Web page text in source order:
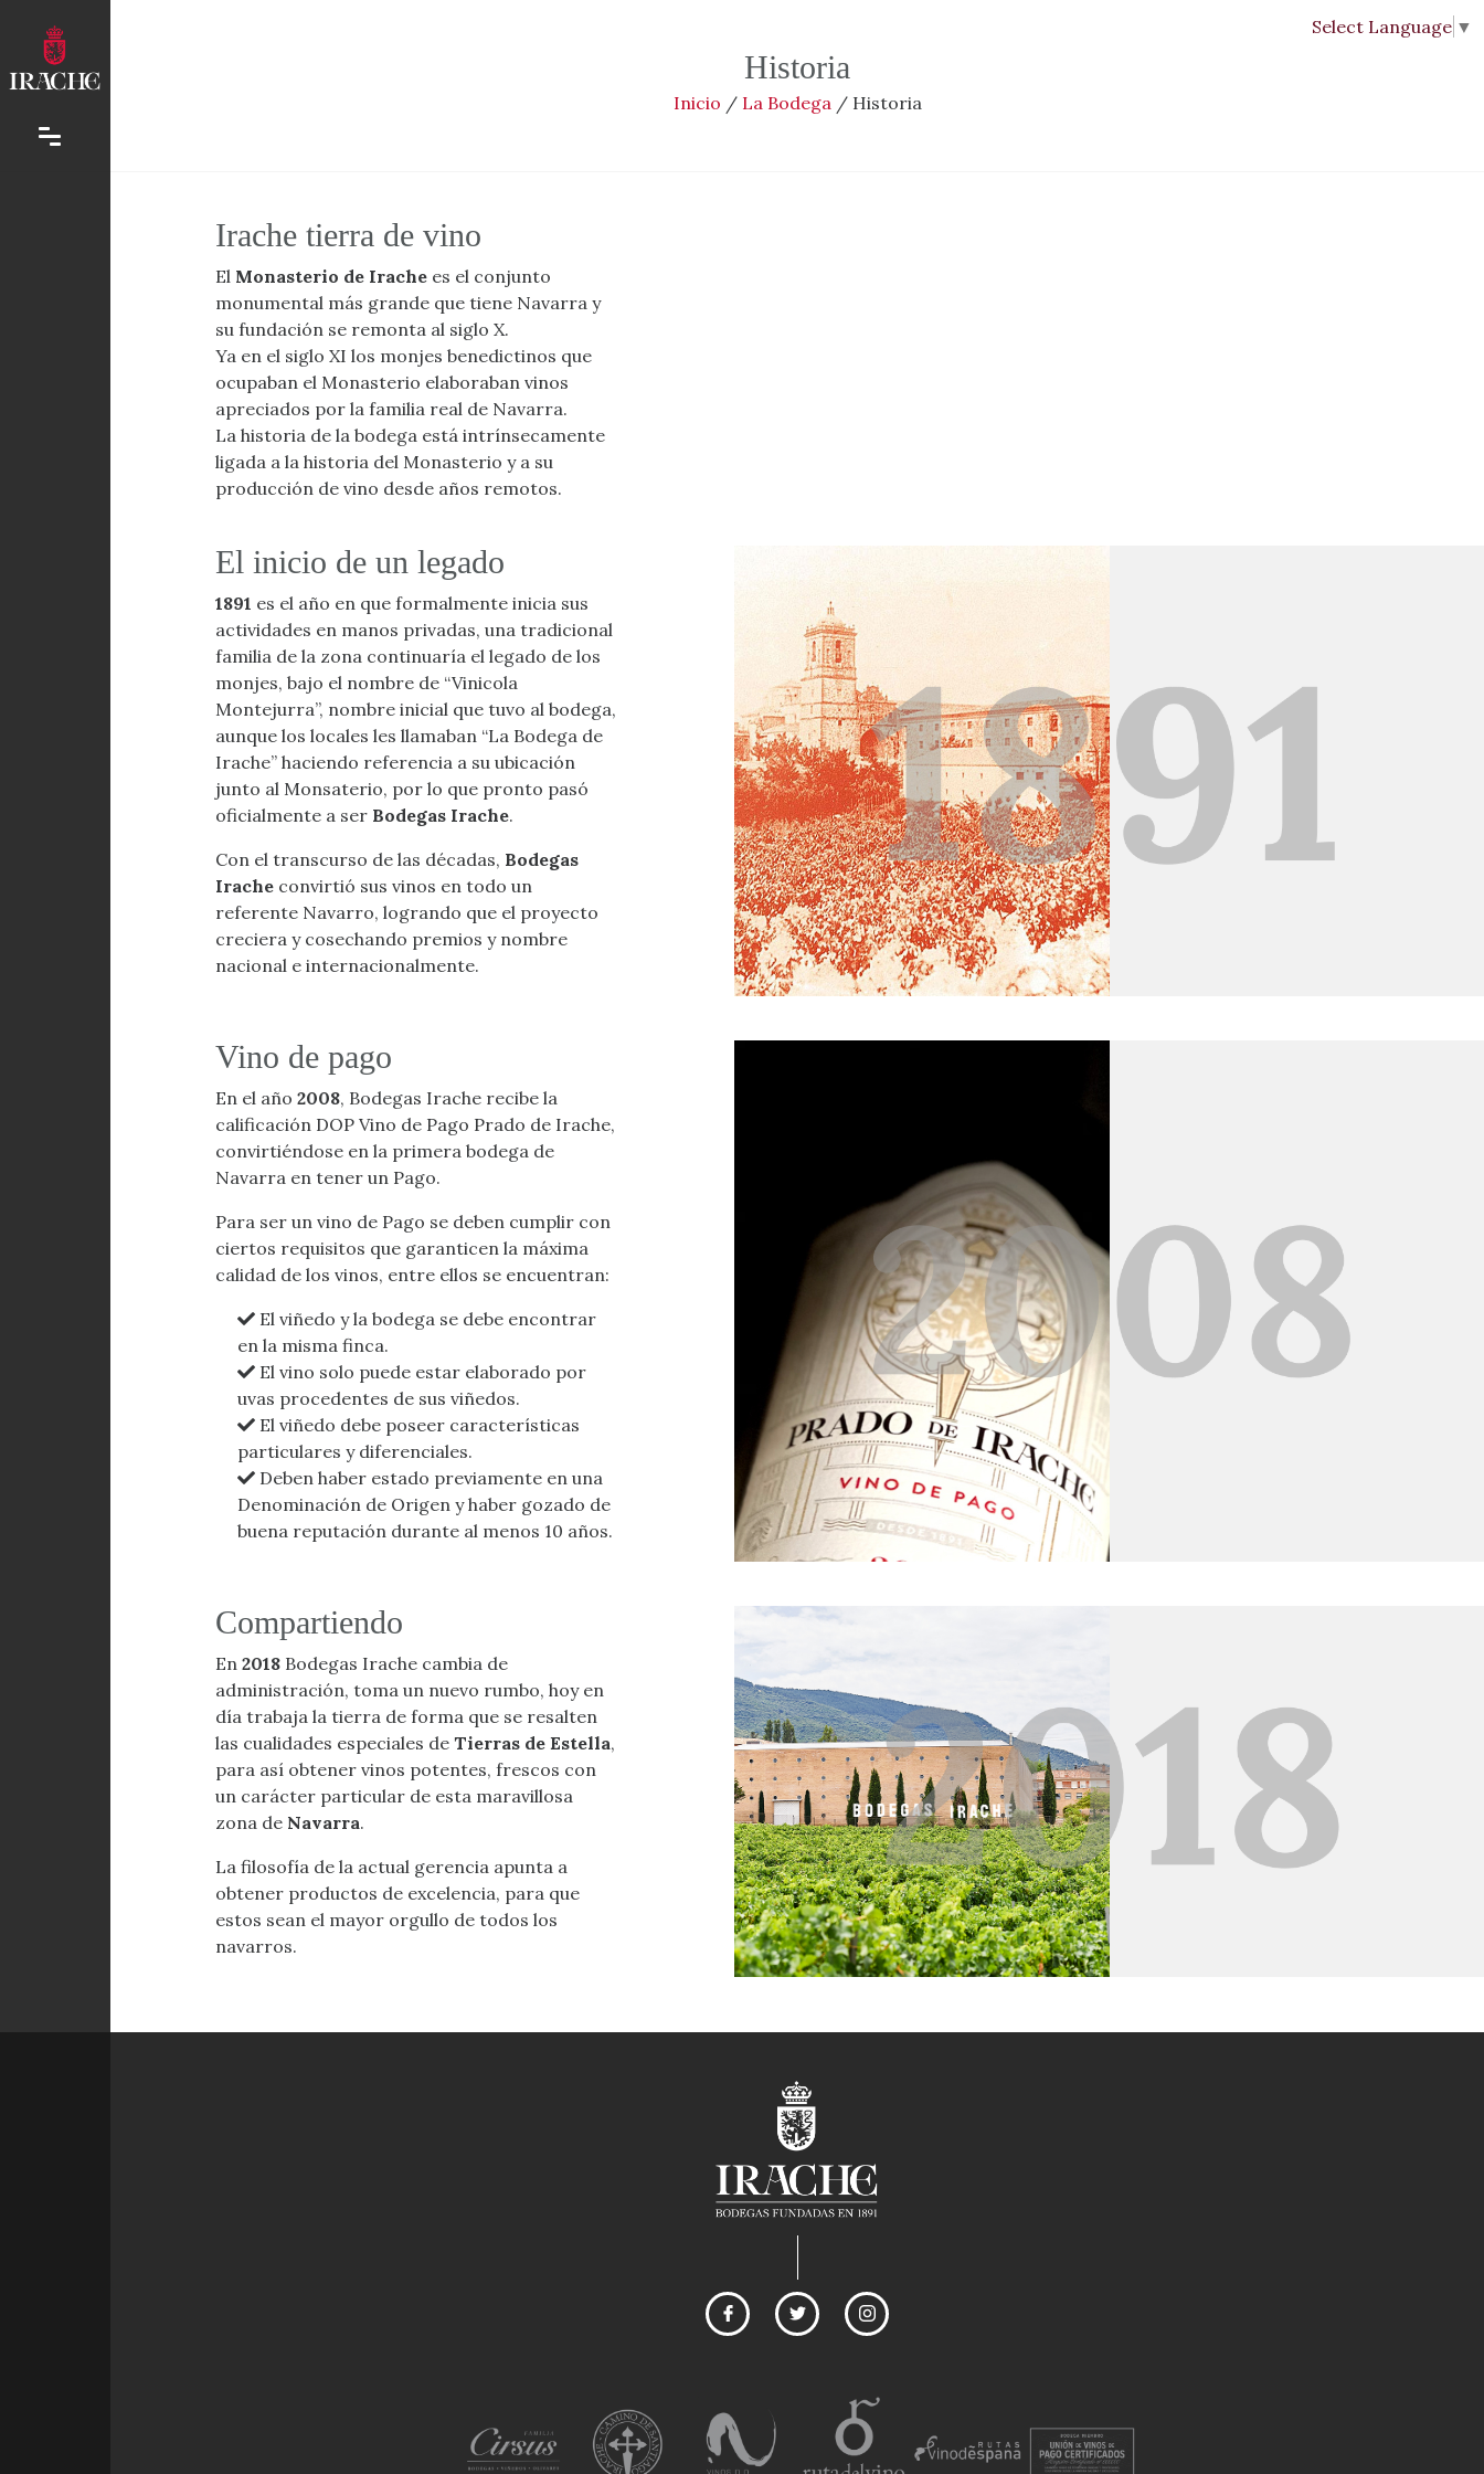
Select Language ▼
Historia
Inicio / La Bodega/ Historia
Irache tierra de vino
El Monasterio de Irache es el conjunto
monumental más grande que tiene Navarra y
su fundación se remonta al siglo X.
Ya en el siglo XI los monjes benedictinos que
ocupaban el Monasterio elaboraban vinos
apreciados por la familia real de Navarra.
La historia de la bodega está intrínsecamente
ligada a la historia del Monasterio y a su
producción de vino desde años remotos.
El inicio de un legado
1891 es el año en que formalmente inicia sus
actividades en manos privadas, una tradicional
familia de la zona continuaría el legado de los
monjes, bajo el nombre de “Vinicola
Montejurra”, nombre inicial que tuvo al bodega,
aunque los locales les llamaban “La Bodega de
Irache” haciendo referencia a su ubicación
junto al Monsaterio, por lo que pronto pasó
oficialmente a ser Bodegas Irache.
Con el transcurso de las décadas, Bodegas
Irache convirtió sus vinos en todo un
referente Navarro, logrando que el proyecto
creciera y cosechando premios y nombre
nacional e internacionalmente.
Vino de pago
En el año 2008, Bodegas Irache recibe la
calificación DOP Vino de Pago Prado de Irache,
convirtiéndose en la primera bodega de
Navarra en tener un Pago.
Para ser un vino de Pago se deben cumplir con
ciertos requisitos que garanticen la máxima
calidad de los vinos, entre ellos se encuentran:
El viñedo y la bodega se debe encontrar
en la misma finca.
El vino solo puede estar elaborado por
uvas procedentes de sus viñedos.
El viñedo debe poseer características
particulares y diferenciales.
Deben haber estado previamente en una
Denominación de Origen y haber gozado de
buena reputación durante al menos 10 años.
Compartiendo
En 2018 Bodegas Irache cambia de
administración, toma un nuevo rumbo, hoy en
día trabaja la tierra de forma que se resalten
las cualidades especiales de Tierras de Estella,
para así obtener vinos potentes, frescos con
un carácter particular de esta maravillosa
zona de Navarra.
La filosofía de la actual gerencia apunta a
obtener productos de excelencia, para que
estos sean el mayor orgullo de todos los
navarros.